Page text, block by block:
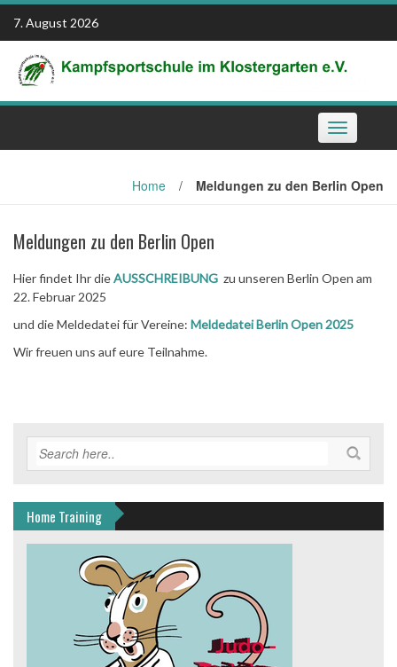
Skip
content
7. August 2026
Toggle
navigation
Home / Meldungen zu den Berlin Open
Meldungen zu den Berlin Open
Hier findet Ihr dieAUSSCHREIBUNG zu unseren Berlin Open am
22. Februar 2025
und die Meldedatei für Vereine: Meldedatei Berlin Open 2025
Wir freuen uns auf eure Teilnahme.
Home Training